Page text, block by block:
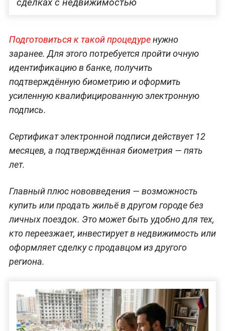
Подготовиться к такой процедуренужно
заранее. Для этого потребуется пройти очную
идентификацию в банке, получить
подтверждённую биометрию и оформить
усиленную квалифицированную электронную
подпись.
Сертификат электронной подписи действует 12
месяцев, а подтверждённая биометрия — пять
лет.
Главный плюс нововведения — возможность
купить или продать жильё в другом городе без
личных поездок. Это может быть удобно для тех,
кто переезжает, инвестирует в недвижимость или
оформляет сделку с продавцом из другого
региона.